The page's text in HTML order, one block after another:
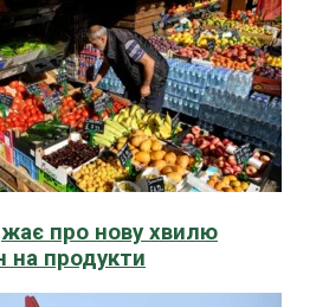
про нову хвилю
на продукти